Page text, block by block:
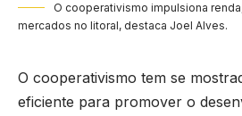
O cooperativismo impulsiona
mercados no litoral, destaca Joel Alves.
O cooperativismo tem se
eficiente para promover o